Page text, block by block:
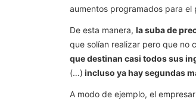
aumentos programados para el
De esta manera, la suba de
que solían realizar pero que no
que destinan casi todos sus
(…) incluso ya hay segundas
A modo de ejemplo, el